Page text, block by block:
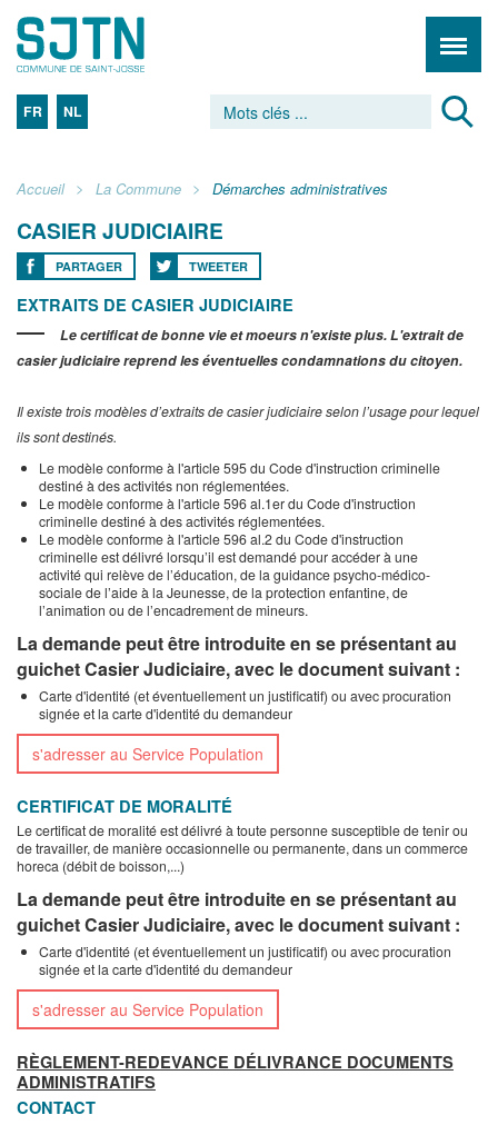
FR NL
Accueil La Commune Démarches administratives
CASIER JUDICIAIRE
PARTAGER TWEETER
EXTRAITS DE CASIER JUDICIAIRE
Le certificat de bonne vie et moeurs n'existe plus. L'extrait de
casier judiciaire reprend les éventuelles condamnations du citoyen.
Il existe trois modèles d’extraits de casier judiciaire selon l’usage pour lequel
ils sont destinés.
Le modèle conforme à l'article 595 du Code d'instruction criminelle
destiné à des activités non réglementées.
Le modèle conforme à l'article 596 al.1er du Code d'instruction
criminelle destiné à des activités réglementées.
Le modèle conforme à l'article 596 al.2 du Code d'instruction
criminelle est délivré lorsqu’il est demandé pour accéder à une
activité qui relève de l’éducation, de la guidance psycho-médico-
sociale de l’aide à la Jeunesse, de la protection enfantine, de
l’animation ou de l’encadrement de mineurs.
La demande peut être introduite en se présentant au
guichet Casier Judiciaire, avec le document suivant :
Carte d'identité (et éventuellement un justificatif) ou avec procuration
signée et la carte d'identité du demandeur
s'adresser au Service Population
CERTIFICAT DE MORALITÉ
Le certificat de moralité est délivré à toute personne susceptible de tenir ou
de travailler, de manière occasionnelle ou permanente, dans un commerce
horeca (débit de boisson,...)
La demande peut être introduite en se présentant au
guichet Casier Judiciaire, avec le document suivant :
Carte d'identité (et éventuellement un justificatif) ou avec procuration
signée et la carte d'identité du demandeur
s'adresser au Service Population
RÈGLEMENT-REDEVANCE DÉLIVRANCE DOCUMENTS
ADMINISTRATIFS
CONTACT